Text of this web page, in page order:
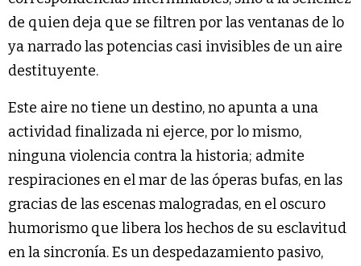
de quien deja que se filtren por las ventanas de lo
ya narrado las potencias casi invisibles de un aire
destituyente.
Este aire no tiene un destino, no apunta a una
actividad finalizada ni ejerce, por lo mismo,
ninguna violencia contra la historia; admite
respiraciones en el mar de las óperas bufas, en las
gracias de las escenas malogradas, en el oscuro
humorismo que libera los hechos de su esclavitud
en la sincronía. Es un despedazamiento pasivo,